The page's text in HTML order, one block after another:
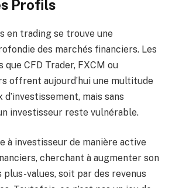
Profils
en trading se trouve une
des marchés financiers. Les
CFD Trader, FXCM ou
offrent aujourd’hui une multitude
d’investissement, mais sans
investisseur reste vulnérable.
à investisseur de manière active
cherchant à augmenter son
values, soit par des revenus